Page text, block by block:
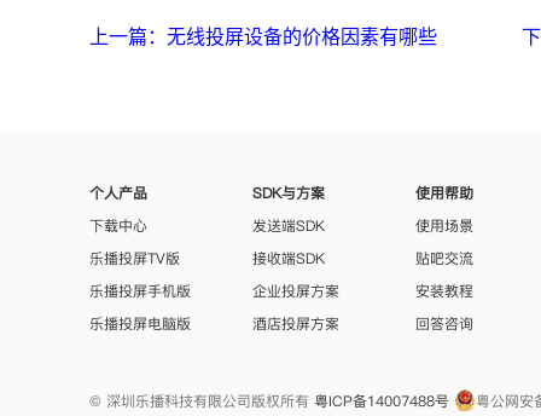
上一篇：无线投屏设备的价格因素有哪些
个人产品
下载中心
乐播投屏TV版
乐播投屏手机版
乐播投屏电脑版
SDK与方案
发送端SDK
接收端SDK
企业投屏方案
酒店投屏方案
使用帮助
使用场景
贴吧交流
安装教程
回答咨询
© 深圳乐播科技有限公司版权所有 粤ICP备14007488号 粤公网安